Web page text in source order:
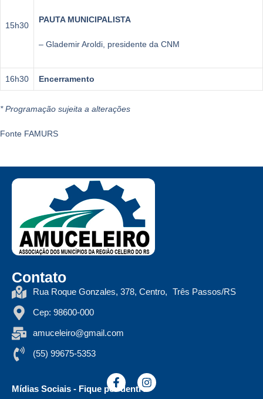
15h30
PAUTA MUNICIPALISTA
– Glademir Aroldi, presidente da CNM
16h30 Encerramento
* Programação sujeita a alterações
Fonte FAMURS
Contato
Rua Roque Gonzales, 378, Centro, Três Passos/RS
Cep: 98600-000
amuceleiro@gmail.com
(55) 99675-5353
Mídias Sociais - Fique por dentro